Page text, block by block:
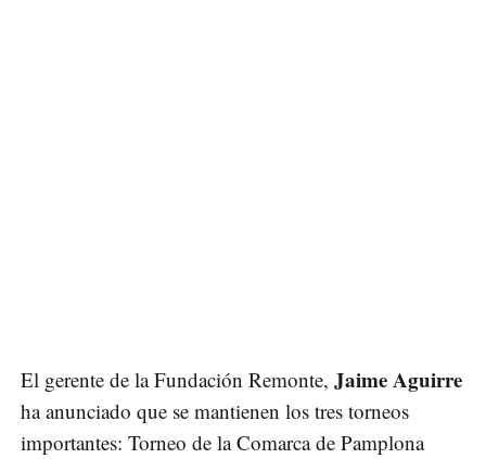
El gerente de la Fundación Remonte, Jaime Aguirre
ha anunciado que se mantienen los tres torneos
importantes: Torneo de la Comarca de Pamplona